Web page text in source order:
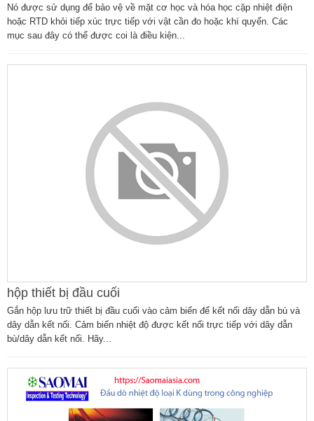
Nó được sử dụng để bảo vệ về mặt cơ học và hóa học cặp nhiệt điện
hoặc RTD khỏi tiếp xúc trực tiếp với vật cần đo hoặc khí quyển. Các
mục sau đây có thể được coi là điều kiện...
hộp thiết bị đầu cuối
Gắn hộp lưu trữ thiết bị đầu cuối vào cảm biến để kết nối dây dẫn bù và
dây dẫn kết nối. Cảm biến nhiệt độ được kết nối trực tiếp với dây dẫn
bù/dây dẫn kết nối. Hãy...